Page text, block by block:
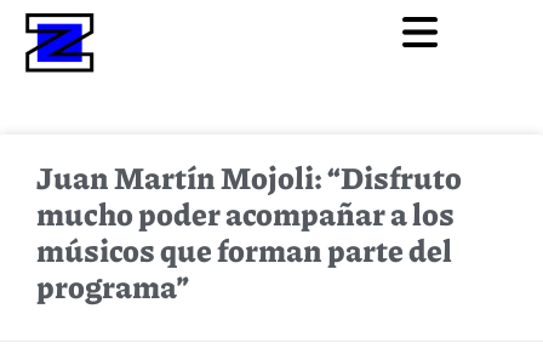
Juan Martín Mojoli: “Disfruto
mucho poder acompañar a los
músicos que forman parte del
programa”